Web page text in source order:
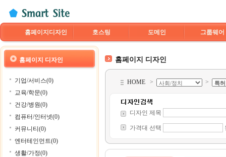
홈페이지디자인 호스팅 도메인 그룹웨어
홈페이지 디자인
기업/서비스(0)
교육/학문(0)
건강/병원(0)
컴퓨터/인터넷(0)
커뮤니티(0)
엔터테인먼트(0)
생활/가정(0)
홈페이지 디자인
HOME > >
디자인 제목
가격대 선택